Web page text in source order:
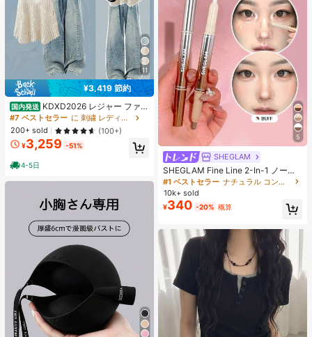
11
¥3,419 節約
国内発送 KDXD2026 レジャー ファッ
ション ロングサイズ 夏服 女性 ワイ
ルドスタイル ボア付きトップス ワイ
ルドスタイル ロングスカート 3点セ
ット UVカット 軽量 通気性 袖付き
ヒップカバー効果 通気性抜群 サイズ
豊富
#7 ベストセラー
に 刺繍 レディースコーデ
200+ sold
(100+)
¥3,259 -51%
4-5日
5
SHEGLAM
SHEGLAM Fine Line 2-In-1 ノーズ
コンター&ハイライトペン-Buff ノー
ズシャドウ シェーディング 女性と女
の子のためのブランドビューティー
コスメメイクアップ
#1 ベストセラー
ナチュラル コントゥア＆ブロンザー
10k+ sold
¥340 -20% 概算